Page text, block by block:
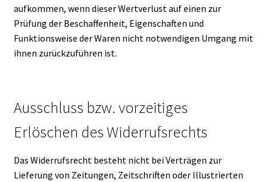
aufkommen, wenn dieser Wertverlust auf einen zur
Prüfung der Beschaffenheit, Eigenschaften und
Funktionsweise der Waren nicht notwendigen Umgang mit
ihnen zurückzuführen ist.
Ausschluss bzw. vorzeitiges
Erlöschen des Widerrufsrechts
Das Widerrufsrecht besteht nicht bei Verträgen zur
Lieferung von Zeitungen, Zeitschriften oder Illustrierten